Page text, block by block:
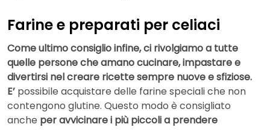
Farine e preparati per celiaci
Come ultimo consiglio infine, ci rivolgiamo a tutte
quelle persone che amano cucinare, impastare e
divertirsi nel creare ricette sempre nuove e sfiziose.
E’ possibile acquistare delle farine speciali che non
contengono glutine. Questo modo è consigliato
anche per avvicinare i più piccoli a prendere